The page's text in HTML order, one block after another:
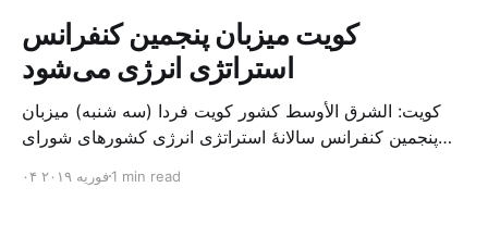
کویت میزبان پنجمین کنفرانس
استراتژی انرژی می‌شود
کویت: الشرق الأوسط کشور کویت فردا (سه شنبه) میزبان
پنجمین کنفرانس سالانهٔ استراتژی انرژی کشورهای شورای
متخصص از شرکت‌های جهانی نفت و گاز در این کنفرانس
۰۴ فوریه ۲۰۱۹1 min read